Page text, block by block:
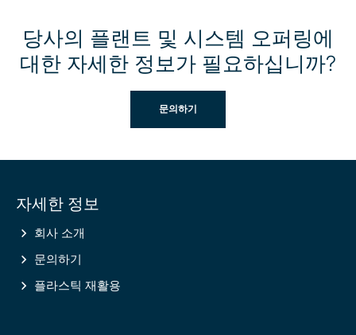
당사의 플랜트 및 시스템 오퍼링에
대한 자세한 정보가 필요하십니까?
문의하기
information
자세한 정보
회사 소개
문의하기
플라스틱 재활용